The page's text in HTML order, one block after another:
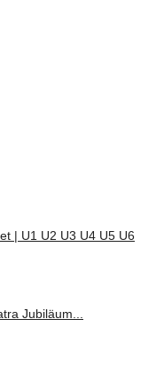
| U1 U2 U3 U4 U5 U6